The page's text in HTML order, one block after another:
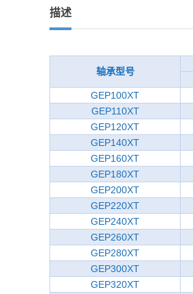
描述
轴承型号
GEP100XT
GEP110XT
GEP120XT
GEP140XT
GEP160XT
GEP180XT
GEP200XT
GEP220XT
GEP240XT
GEP260XT
GEP280XT
GEP300XT
GEP320XT